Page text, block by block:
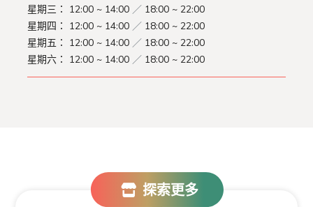
星期三： 12:00 ~ 14:00 ／ 18:00 ~ 22:00
星期四： 12:00 ~ 14:00 ／ 18:00 ~ 22:00
星期五： 12:00 ~ 14:00 ／ 18:00 ~ 22:00
星期六： 12:00 ~ 14:00 ／ 18:00 ~ 22:00
探索更多